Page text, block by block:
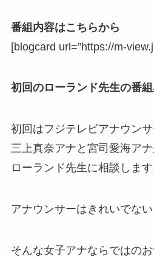
番組内容はこちらから
[blogcard url=”https://m-
初回のローランド先生の番
初回はフジテレビアナウン
三上真奈アナと宮司愛海ア
ローランド先生に相談します
アナウンサーはきれいでな
そんな女子アナならではのお